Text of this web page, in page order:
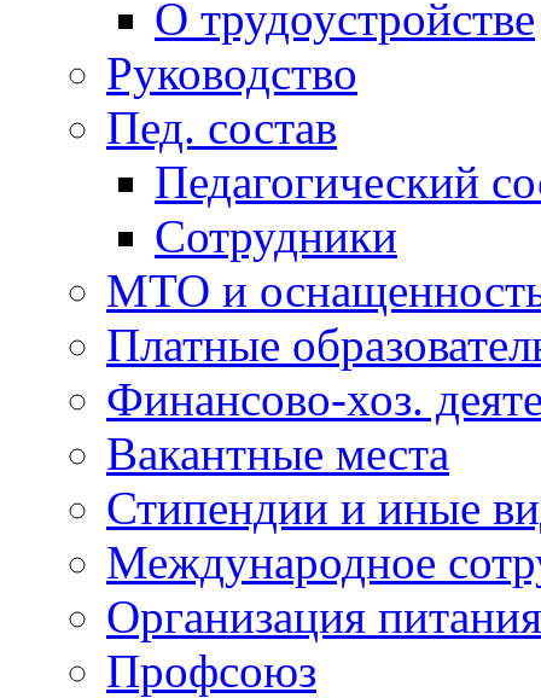
О трудоустройстве
Руководство
Пед. состав
Педагогический
Сотрудники
МТО и
Платные
Финансово-хоз.
Вакантные места
Стипендии и иные
Международное
Организация
Профсоюз